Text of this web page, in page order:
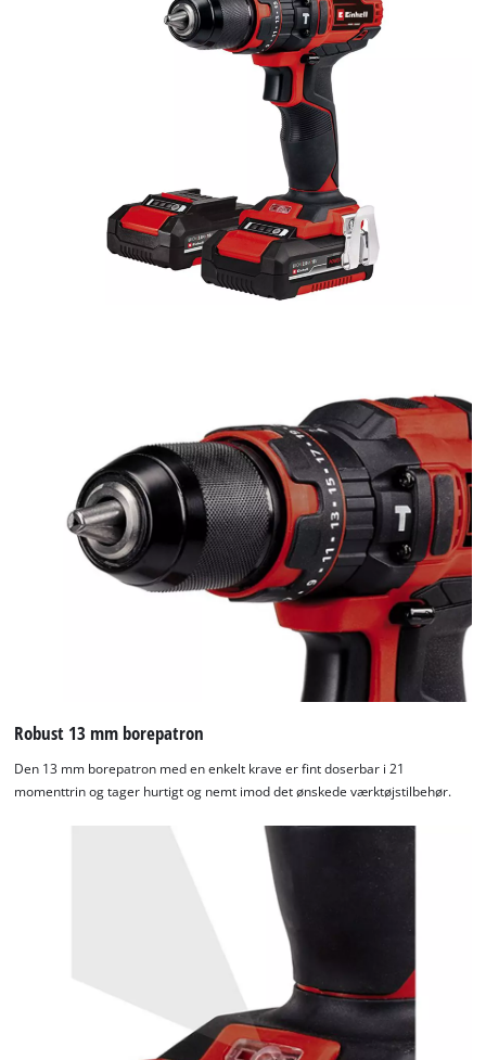
Robust 13 mm borepatron
Den 13 mm borepatron med en enkelt krave er fint doserbar i 21
momenttrin og tager hurtigt og nemt imod det ønskede værktøjstilbehør.